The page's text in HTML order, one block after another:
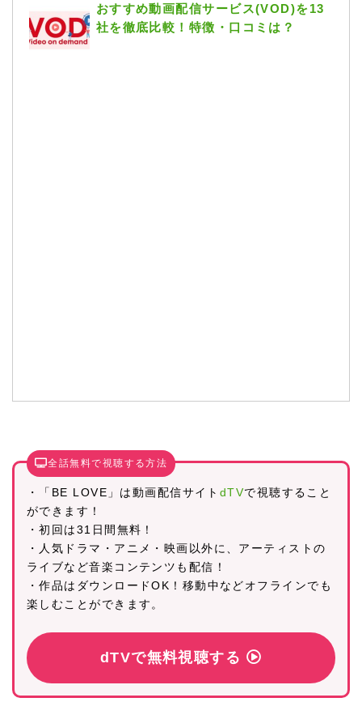
おすすめ動画配信サービス(VOD)を13
社を徹底比較！特徴・口コミは？
全話無料で視聴する方法
・「BE LOVE」は動画配信サイト dTVで視聴すること
ができます！
・初回は31日間無料！
・人気ドラマ・アニメ・映画以外に、アーティストの
ライブなど音楽コンテンツも配信！
・作品はダウンロードOK！移動中などオフラインでも
楽しむことができます。
dTVで無料視聴する